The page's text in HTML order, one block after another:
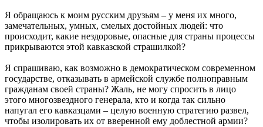
Я обращаюсь к моим русским друзьям – у меня их много,
замечательных, умных, смелых достойных людей: что
происходит, какие нездоровые, опасные для страны процессы
прикрываются этой кавказской страшилкой?
Я спрашиваю, как возможно в демократическом современном
государстве, отказывать в армейской службе полноправным
гражданам своей страны? Жаль, не могу спросить в лицо
этого многозвездного генерала, кто и когда так сильно
напугал его кавказцами – целую военную стратегию развел,
чтобы изолировать их от вверенной ему доблестной армии?